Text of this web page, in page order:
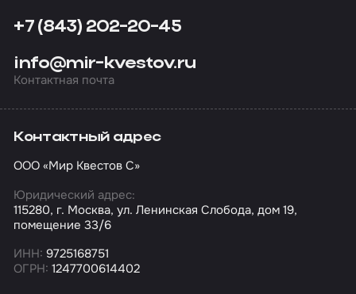
+7 (843) 202-20-45
info@mir-kvestov.ru
Контактная почта
Контактный адрес
ООО «Мир Квестов С»
Юридический адрес:
115280, г. Москва, ул. Ленинская Слобода, дом 19,
помещение 33/6
ИНН: 9725168751
ОГРН: 1247700614402